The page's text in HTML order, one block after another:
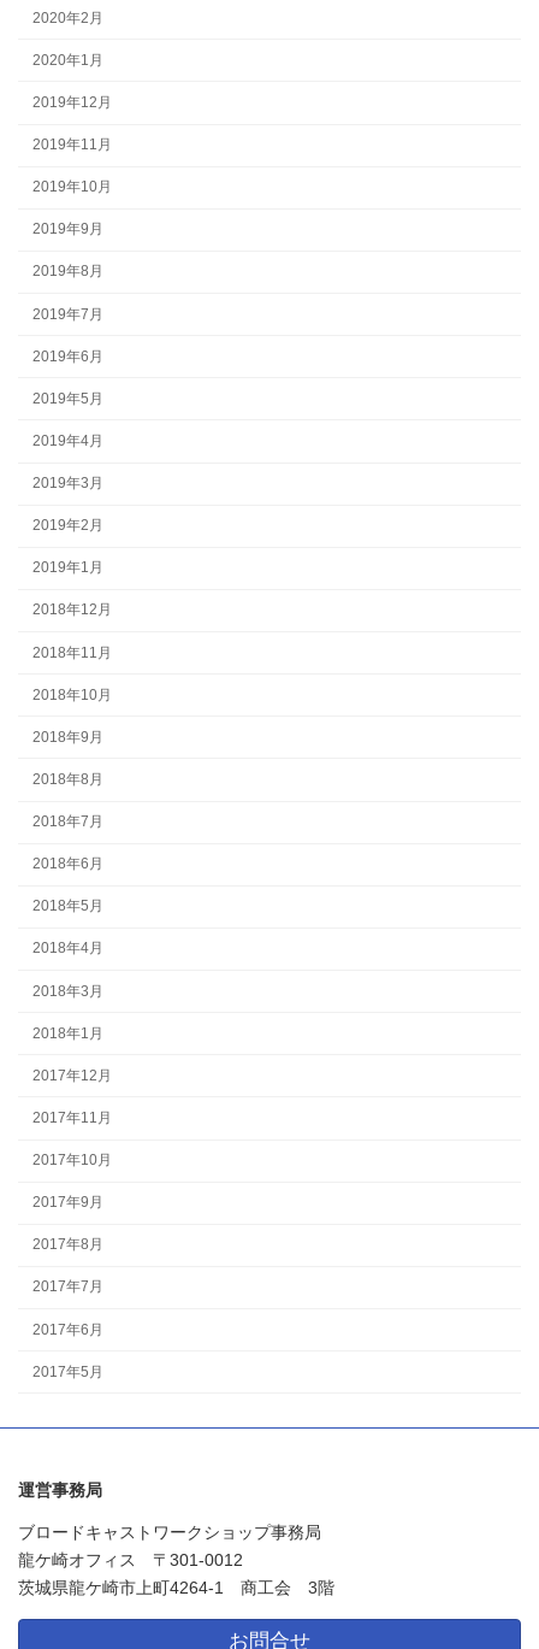
2020年2月
2020年1月
2019年12月
2019年11月
2019年10月
2019年9月
2019年8月
2019年7月
2019年6月
2019年5月
2019年4月
2019年3月
2019年2月
2019年1月
2018年12月
2018年11月
2018年10月
2018年9月
2018年8月
2018年7月
2018年6月
2018年5月
2018年4月
2018年3月
2018年1月
2017年12月
2017年11月
2017年10月
2017年9月
2017年8月
2017年7月
2017年6月
2017年5月
運営事務局
ブロードキャストワークショップ事務局
龍ケ崎オフィス 〒301-0012
茨城県龍ケ崎市上町4264-1 商工会 3階
お問合せ